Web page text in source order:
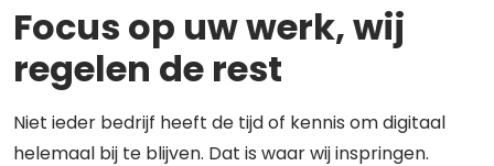
Focus op uw werk, wij
regelen de rest
Niet ieder bedrijf heeft de tijd of kennis om digitaal
helemaal bij te blijven. Dat is waar wij inspringen.